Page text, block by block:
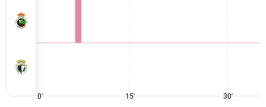
0' 15' 30'